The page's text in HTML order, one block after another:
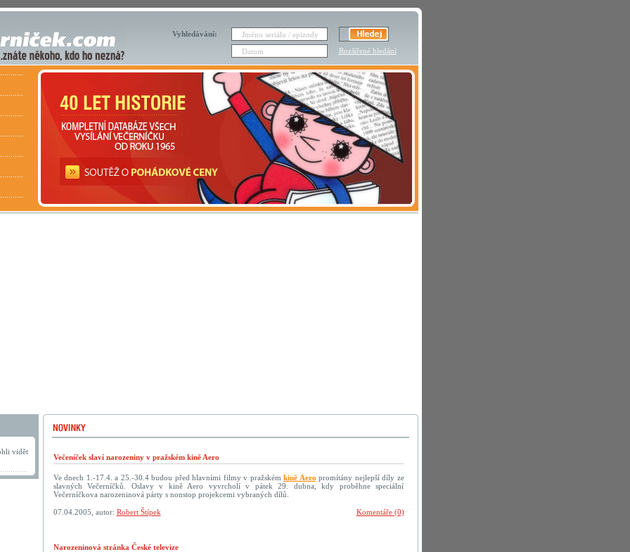
Vyhledávání:
Rozšířené hledání
vidět
Večeníček slaví narozeniny v pražském kině Aero
Ve dnech 1.-17.4. a 25.-30.4 budou před hlavními filmy v pražském kině Aero promítány nejlepší díly ze
slavných Večerníčků. Oslavy v kině Aero vyvrcholí v pátek 29. dubna, kdy proběhne speciální
Večerníčkova narozeninová párty s nonstop projekcemi vybraných dílů.
Komentáře (0)
07.04.2005, autor: Robert Štípek
Narozeninová stránka České televize